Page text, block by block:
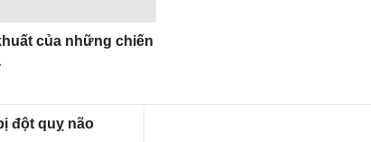
của những chiến
đột quỵ não